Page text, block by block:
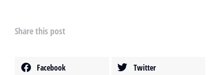
Share this post
Facebook Twitter